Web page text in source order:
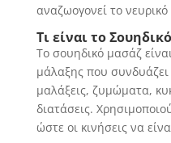
αναζωογονεί το
Τι είναι το
Το σουηδικό μασάζ
μάλαξης που
μαλάξεις, ζυμώματα,
διατάσεις.
ώστε οι κινήσεις να